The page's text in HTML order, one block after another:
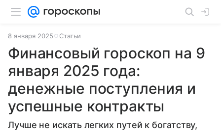
8 января 2025 Статьи
Финансовый гороскоп на 9
января 2025 года:
денежные поступления и
успешные контракты
Лучше не искать легких путей к богатству,